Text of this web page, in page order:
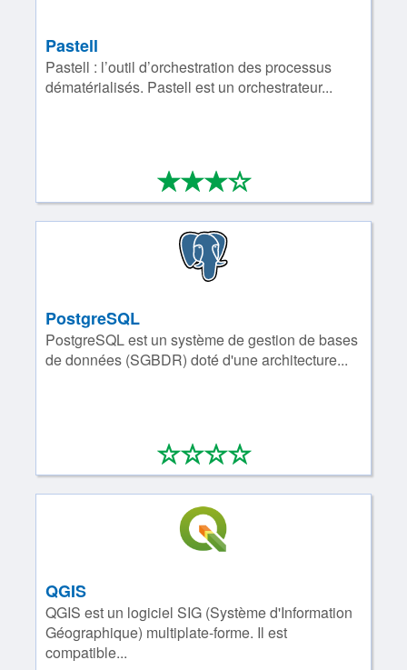
Pastell
Pastell : l’outil d’orchestration des processus
dématérialisés. Pastell est un orchestrateur...
****
3/4
PostgreSQL
PostgreSQL est un système de gestion de bases
de données (SGBDR) doté d'une architecture...
****
0/4
QGIS
QGIS est un logiciel SIG (Système d'Information
Géographique) multiplate-forme. Il est
compatible...